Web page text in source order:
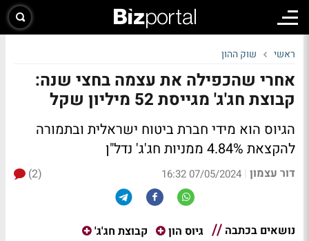
ראשי שוק ההון
אחרי שהכפילה את עצמה בחצי שנה:
קבוצת חג'ג' מגייסת 52 מיליון שקל
הגיוס הוא מידי חברת ביטוח ישראלית ובתמורה
להקצאת 4.84% ממניות חג'ג' נדל"ן
דור עצמון |
07/05/2024 16:32
(2)
נושאים בכתבה גיוס הון קבוצת חג'ג'